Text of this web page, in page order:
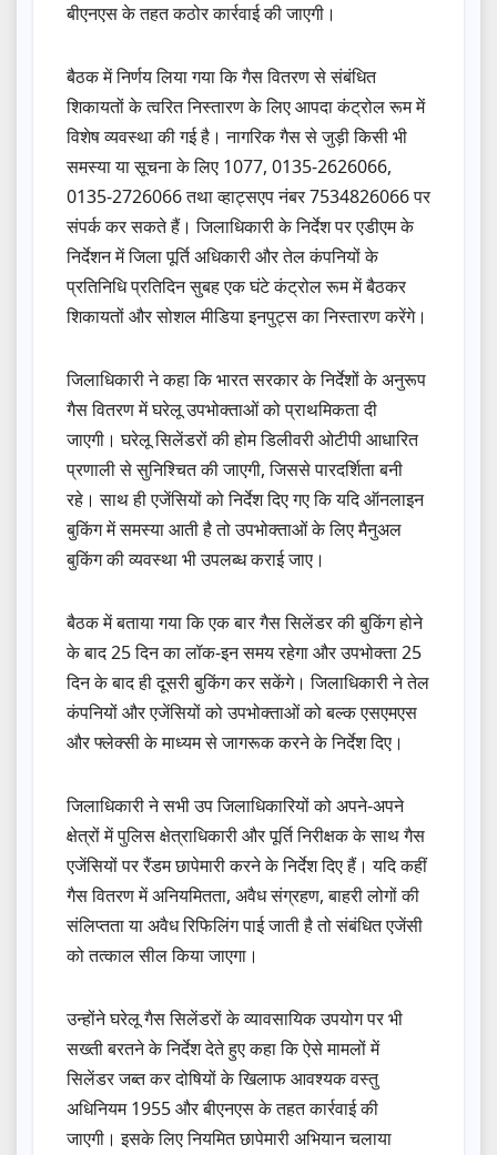
बीएनएस के तहत कठोर कार्रवाई की जाएगी।
बैठक में निर्णय लिया गया कि गैस वितरण से संबंधित
शिकायतों के त्वरित निस्तारण के लिए आपदा कंट्रोल रूम में
विशेष व्यवस्था की गई है। नागरिक गैस से जुड़ी किसी भी
समस्या या सूचना के लिए 1077, 0135-2626066,
0135-2726066 तथा व्हाट्सएप नंबर 7534826066 पर
संपर्क कर सकते हैं। जिलाधिकारी के निर्देश पर एडीएम के
निर्देशन में जिला पूर्ति अधिकारी और तेल कंपनियों के
प्रतिनिधि प्रतिदिन सुबह एक घंटे कंट्रोल रूम में बैठकर
शिकायतों और सोशल मीडिया इनपुट्स का निस्तारण करेंगे।
जिलाधिकारी ने कहा कि भारत सरकार के निर्देशों के अनुरूप
गैस वितरण में घरेलू उपभोक्ताओं को प्राथमिकता दी
जाएगी। घरेलू सिलेंडरों की होम डिलीवरी ओटीपी आधारित
प्रणाली से सुनिश्चित की जाएगी, जिससे पारदर्शिता बनी
रहे। साथ ही एजेंसियों को निर्देश दिए गए कि यदि ऑनलाइन
बुकिंग में समस्या आती है तो उपभोक्ताओं के लिए मैनुअल
बुकिंग की व्यवस्था भी उपलब्ध कराई जाए।
बैठक में बताया गया कि एक बार गैस सिलेंडर की बुकिंग होने
के बाद 25 दिन का लॉक-इन समय रहेगा और उपभोक्ता 25
दिन के बाद ही दूसरी बुकिंग कर सकेंगे। जिलाधिकारी ने तेल
कंपनियों और एजेंसियों को उपभोक्ताओं को बल्क एसएमएस
और फ्लेक्सी के माध्यम से जागरूक करने के निर्देश दिए।
जिलाधिकारी ने सभी उप जिलाधिकारियों को अपने-अपने
क्षेत्रों में पुलिस क्षेत्राधिकारी और पूर्ति निरीक्षक के साथ गैस
एजेंसियों पर रैंडम छापेमारी करने के निर्देश दिए हैं। यदि कहीं
गैस वितरण में अनियमितता, अवैध संग्रहण, बाहरी लोगों की
संलिप्तता या अवैध रिफिलिंग पाई जाती है तो संबंधित एजेंसी
को तत्काल सील किया जाएगा।
उन्होंने घरेलू गैस सिलेंडरों के व्यावसायिक उपयोग पर भी
सख्ती बरतने के निर्देश देते हुए कहा कि ऐसे मामलों में
सिलेंडर जब्त कर दोषियों के खिलाफ आवश्यक वस्तु
अधिनियम 1955 और बीएनएस के तहत कार्रवाई की
जाएगी। इसके लिए नियमित छापेमारी अभियान चलाया